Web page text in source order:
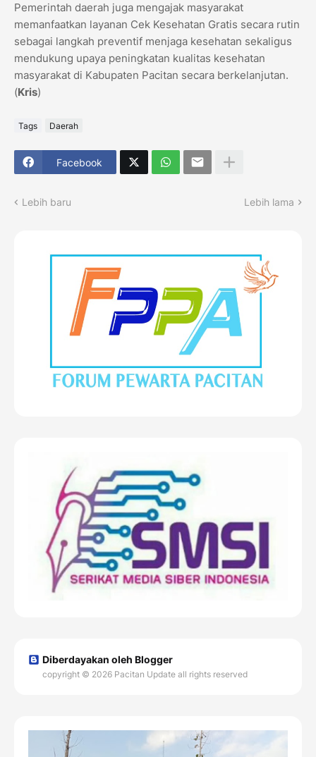
Pemerintah daerah juga mengajak masyarakat
memanfaatkan layanan Cek Kesehatan Gratis secara rutin
sebagai langkah preventif menjaga kesehatan sekaligus
mendukung upaya peningkatan kualitas kesehatan
masyarakat di Kabupaten Pacitan secara berkelanjutan.
(Kris)
Tags Daerah
Facebook
Lebih baru Lebih lama
Diberdayakan oleh Blogger
copyright © 2026 Pacitan Update all rights reserved